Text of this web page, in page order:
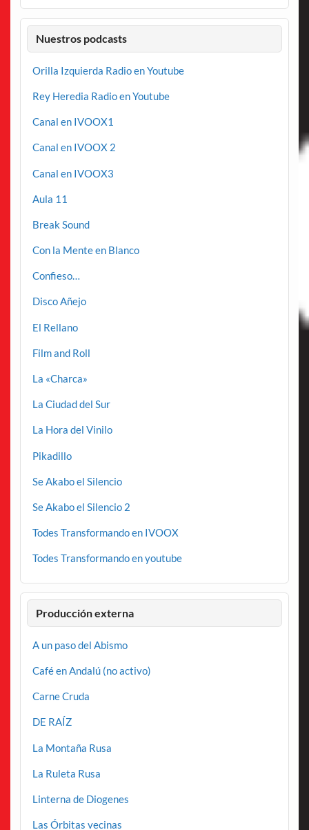
Nuestros podcasts
Orilla Izquierda Radio en Youtube
Rey Heredia Radio en Youtube
Canal en IVOOX1
Canal en IVOOX 2
Canal en IVOOX3
Aula 11
Break Sound
Con la Mente en Blanco
Confieso…
Disco Añejo
El Rellano
Film and Roll
La «Charca»
La Ciudad del Sur
La Hora del Vinilo
Pikadillo
Se Akabo el Silencio
Se Akabo el Silencio 2
Todes Transformando en IVOOX
Todes Transformando en youtube
Producción externa
A un paso del Abismo
Café en Andalú (no activo)
Carne Cruda
DE RAÍZ
La Montaña Rusa
La Ruleta Rusa
Linterna de Diogenes
Las Órbitas vecinas